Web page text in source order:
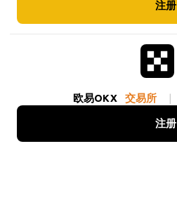
注册
欧易OKX 交易所 |
注册